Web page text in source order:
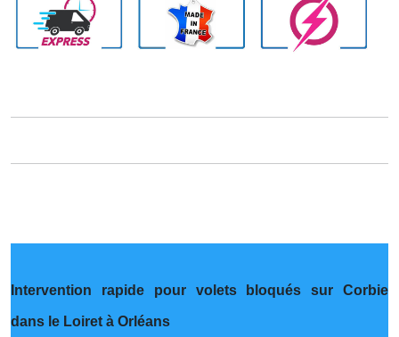
Intervention rapide pour volets bloqués sur Corbie
dans le Loiret à Orléans